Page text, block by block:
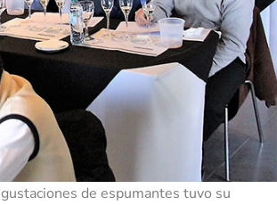
de espumantes tuvo su